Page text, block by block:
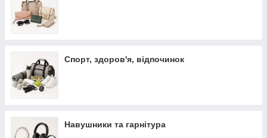
Спорт, здоров'я, відпочинок
Навушники та гарнітура